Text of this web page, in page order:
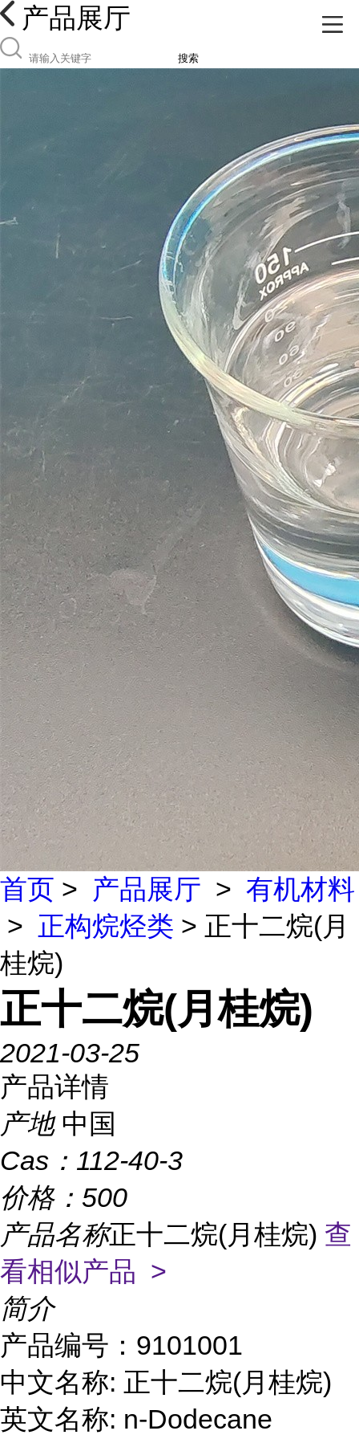
产品展厅
搜索
首页 > 产品展厅 > 有机材料
> 正构烷烃类 > 正十二烷(月
桂烷)
正十二烷(月桂烷)
2021-03-25
产品详情
产地 中国
Cas： 112-40-3
价格： 500
产品名称正十二烷(月桂烷) 查
看相似产品 >
简介
产品编号：9101001
中文名称: 正十二烷(月桂烷)
英文名称: n-Dodecane